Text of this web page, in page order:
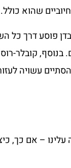
שהוא כולל.
פוסע דרך כל
קובלר-
עשויה
עלינו – אם